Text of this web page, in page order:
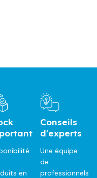
en
Conseils
d'experts
Une équipe
de
professionnels